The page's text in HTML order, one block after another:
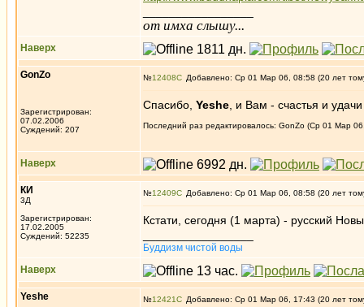
от имха слышу...
Наверх
GonZo
Зарегистрирован:
07.02.2006
Суждений: 207
№12408 Добавлено: Ср 01 Мар 06, 08:58 (20 лет
Спасибо, Yeshe , и Вам - счастья и
Последний раз редактировалось: GonZo (Ср 01 Мар
Наверх
КИ
3Д
Зарегистрирован:
17.02.2005
Суждений: 52235
№12409 Добавлено: Ср 01 Мар 06, 08:58 (20 лет
Кстати, сегодня (1 марта) - русский
Буддизм чистой воды
Наверх
Yeshe №12421 Добавлено: Ср 01 Мар 06, 17:43 (20 лет